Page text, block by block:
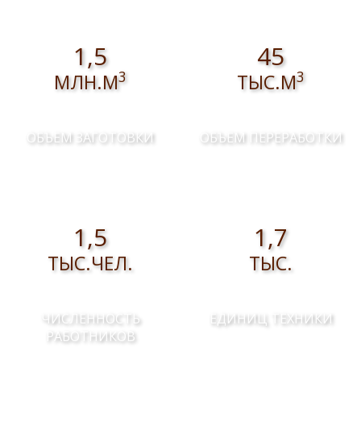
1,5
МЛН.М3
ОБЪЕМ ЗАГОТОВКИ
45
ТЫС.М3
ОБЪЕМ ПЕРЕРАБОТКИ
1,5
ТЫС.ЧЕЛ.
ЧИСЛЕННОСТЬ
РАБОТНИКОВ
1,7
ТЫС.
ЕДИНИЦ ТЕХНИКИ